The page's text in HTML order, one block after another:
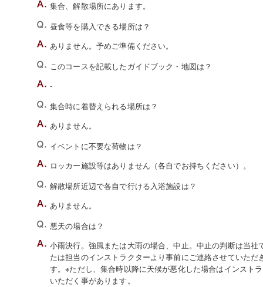
集合、解散場所にあります。
昼食等を購入できる場所は？
ありません。予めご準備ください。
このコースを記載したガイドブック・地図は？
-
集合時に着替えられる場所は？
ありません。
イベントに不要な荷物は？
ロッカー施設等はありません（各自でお持ちください）。
解散場所近辺で各自で行ける入浴施設は？
ありません。
悪天の場合は？
小雨決行。強風または大雨の場合、中止。中止の判断は当
たは担当のインストラクターより事前にご連絡させていた
す。※ただし、集合時以降に天候が悪化した場合はインスト
いただく事があります。